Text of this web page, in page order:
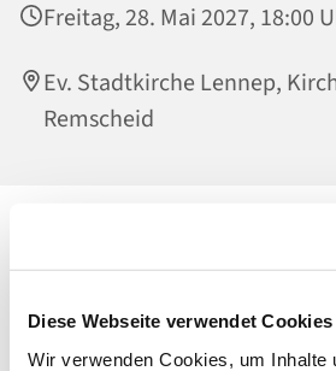
Diese Webseite verwendet Cookies
Wir verwenden Cookies, um Inhalte
Freitag, 28. Mai 2027, 18:00
Ev. Stadtkirche Lennep,
Remscheid